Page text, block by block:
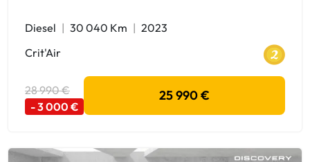
Diesel 30 040 Km
2023
Crit'Air
28 990 €
- 3 000 €
25 990 €